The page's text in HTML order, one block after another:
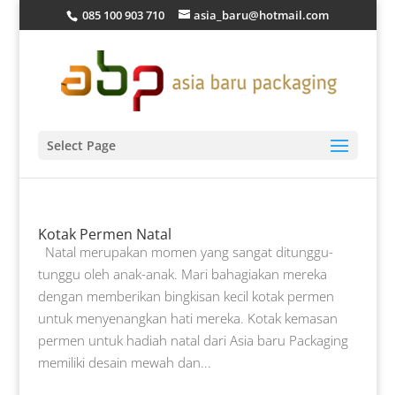
085 100 903 710 asia_baru@hotmail.com
Select Page
Kotak Permen Natal
Natal merupakan momen yang sangat ditunggu-
tunggu oleh anak-anak. Mari bahagiakan mereka
dengan memberikan bingkisan kecil kotak permen
untuk menyenangkan hati mereka. Kotak kemasan
permen untuk hadiah natal dari Asia baru Packaging
memiliki desain mewah dan...